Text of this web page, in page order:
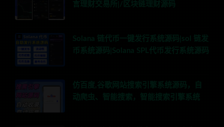
言理财交易所|/区块链理财源码
Solana 链代币一键发行系统源码|sol 链发
币系统源码|Solana SPL代币发行系统源码
仿百度,谷歌网站搜索引擎系统源码，自
动爬虫、智能搜索，智能搜索引擎系统